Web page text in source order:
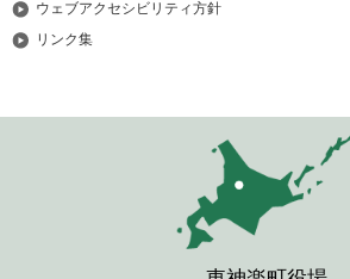
ウェブアクセシビリティ方針
リンク集